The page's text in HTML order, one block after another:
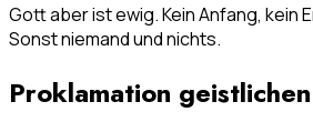
Gott aber ist ewig. Kein Anfang, kein
Sonst niemand und nichts.
Proklamation